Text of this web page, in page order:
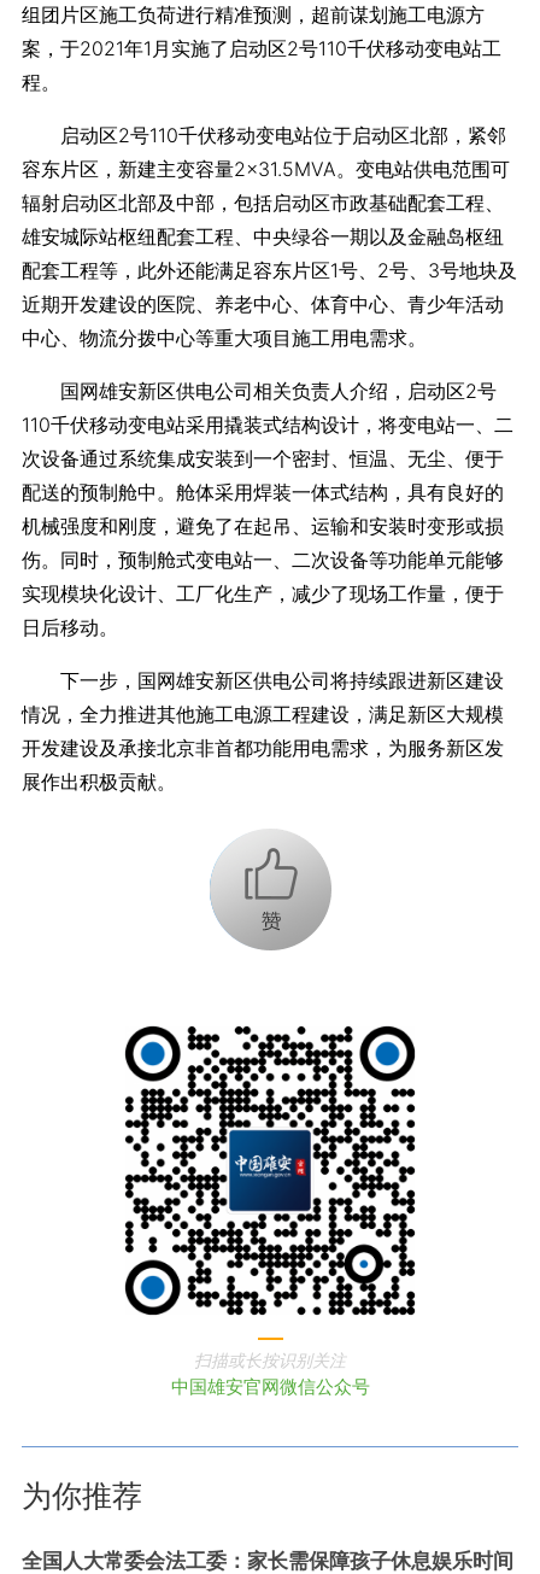
组团片区施工负荷进行精准预测，超前谋划施工电源方
案，于2021年1月实施了启动区2号110千伏移动变电站工
程。
启动区2号110千伏移动变电站位于启动区北部，紧邻
容东片区，新建主变容量2×31.5MVA。变电站供电范围可
辐射启动区北部及中部，包括启动区市政基础配套工程、
雄安城际站枢纽配套工程、中央绿谷一期以及金融岛枢纽
配套工程等，此外还能满足容东片区1号、2号、3号地块及
近期开发建设的医院、养老中心、体育中心、青少年活动
中心、物流分拨中心等重大项目施工用电需求。
国网雄安新区供电公司相关负责人介绍，启动区2号
110千伏移动变电站采用撬装式结构设计，将变电站一、二
次设备通过系统集成安装到一个密封、恒温、无尘、便于
配送的预制舱中。舱体采用焊装一体式结构，具有良好的
机械强度和刚度，避免了在起吊、运输和安装时变形或损
伤。同时，预制舱式变电站一、二次设备等功能单元能够
实现模块化设计、工厂化生产，减少了现场工作量，便于
日后移动。
下一步，国网雄安新区供电公司将持续跟进新区建设
情况，全力推进其他施工电源工程建设，满足新区大规模
开发建设及承接北京非首都功能用电需求，为服务新区发
展作出积极贡献。
+1
扫描或长按识别关注
中国雄安官网微信公众号
为你推荐
全国人大常委会法工委：家长需保障孩子休息娱乐时间